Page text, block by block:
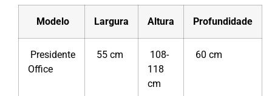
Modelo Largura Altura Profundidade
Presidente
Office
55 cm
108-
118
cm
60 cm